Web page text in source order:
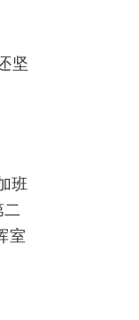
坚
班
二
室